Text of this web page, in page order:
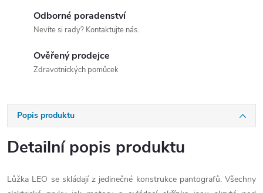
Odborné poradenství
Nevíte si rady? Kontaktujte nás.
Ověřený prodejce
Zdravotnických pomůcek
Popis produktu
Detailní popis produktu
Lůžka LEO se skládají z jedinečné konstrukce pantografů. Všechny